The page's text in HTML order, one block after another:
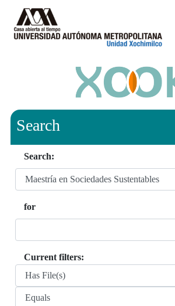
Search
Search:
for
Current filters: